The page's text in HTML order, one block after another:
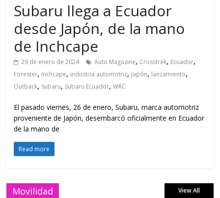
Subaru llega a Ecuador
desde Japón, de la mano
de Inchcape
29 de enero de 2024 Auto Magazine, Crosstrek, Ecuador,
Forester, Inchcape, industria automotriz, Japón, lanzamiento,
Outback, Subaru, Subaru Ecuador,WRC
El pasado viernes, 26 de enero, Subaru, marca automotriz
proveniente de Japón, desembarcó oficialmente en Ecuador
de la mano de
Read more
Movilidad View All